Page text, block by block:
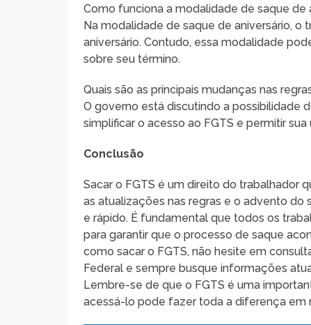
Como funciona a modalidade de saque de
Na modalidade de saque de aniversário,
aniversário. Contudo, essa modalidade
sobre seu término.
Quais são as principais mudanças nas
O governo está discutindo a possibilidade
simplificar o acesso ao FGTS e permitir
Conclusão
Sacar o FGTS é um direito do trabalhador
as atualizações nas regras e o advento do
e rápido. É fundamental que todos os
para garantir que o processo de saque
como sacar o FGTS, não hesite em
Federal e sempre busque informações
Lembre-se de que o FGTS é uma
acessá-lo pode fazer toda a diferença em